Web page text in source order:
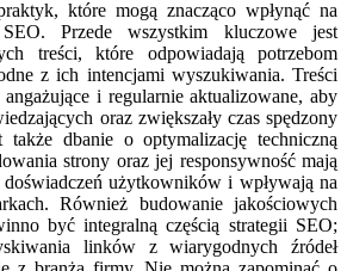
które mogą znacząco wpłynąć na
SEO. Przede wszystkim kluczowe jest
treści, które odpowiadają potrzebom
z ich intencjami wyszukiwania. Treści
i regularnie aktualizowane, aby
oraz zwiększały czas spędzony
także dbanie o optymalizację techniczną
strony oraz jej responsywność mają
doświadczeń użytkowników i wpływają na
Również budowanie jakościowych
być integralną częścią strategii SEO;
linków z wiarygodnych źródeł